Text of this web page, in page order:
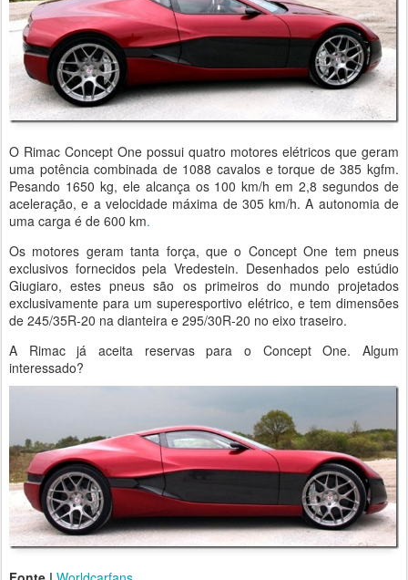
O Rimac Concept One possui quatro motores elétricos que geram
uma potência combinada de 1088 cavalos e torque de 385 kgfm.
Pesando 1650 kg, ele alcança os 100 km/h em 2,8 segundos de
aceleração, e a velocidade máxima de 305 km/h. A autonomia de
uma carga é de 600 km.
Os motores geram tanta força, que o Concept One tem pneus
exclusivos fornecidos pela Vredestein. Desenhados pelo estúdio
Giugiaro, estes pneus são os primeiros do mundo projetados
exclusivamente para um superesportivo elétrico, e tem dimensões
de 245/35R-20 na dianteira e 295/30R-20 no eixo traseiro.
A Rimac já aceita reservas para o Concept One. Algum
interessado?